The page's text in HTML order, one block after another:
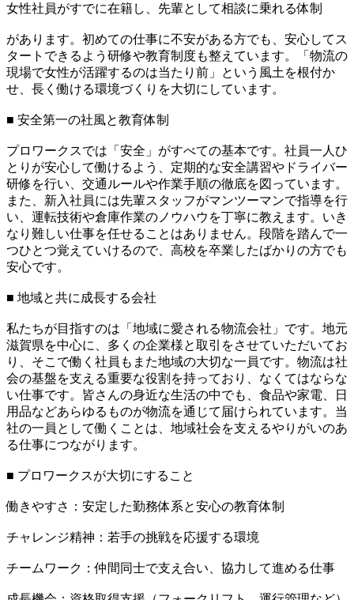
女性社員がすでに在籍し、先輩として相談に乗れる体制
があります。初めての仕事に不安がある方でも、安心してス
タートできるよう研修や教育制度も整えています。「物流の
現場で女性が活躍するのは当たり前」という風土を根付か
せ、長く働ける環境づくりを大切にしています。
■ 安全第一の社風と教育体制
プロワークスでは「安全」がすべての基本です。社員一人ひ
とりが安心して働けるよう、定期的な安全講習やドライバー
研修を行い、交通ルールや作業手順の徹底を図っています。
また、新入社員には先輩スタッフがマンツーマンで指導を行
い、運転技術や倉庫作業のノウハウを丁寧に教えます。いき
なり難しい仕事を任せることはありません。段階を踏んで一
つひとつ覚えていけるので、高校を卒業したばかりの方でも
安心です。
■ 地域と共に成長する会社
私たちが目指すのは「地域に愛される物流会社」です。地元
滋賀県を中心に、多くの企業様と取引をさせていただいてお
り、そこで働く社員もまた地域の大切な一員です。物流は社
会の基盤を支える重要な役割を持っており、なくてはならな
い仕事です。皆さんの身近な生活の中でも、食品や家電、日
用品などあらゆるものが物流を通じて届けられています。当
社の一員として働くことは、地域社会を支えるやりがいのあ
る仕事につながります。
■ プロワークスが大切にすること
働きやすさ：安定した勤務体系と安心の教育体制
チャレンジ精神：若手の挑戦を応援する環境
チームワーク：仲間同士で支え合い、協力して進める仕事